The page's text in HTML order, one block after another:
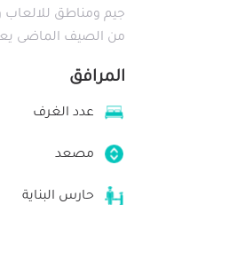
جيم ومناطق للالعاب
من الصيف الماضى
المرافق
عدد الغرف
مصعد
حارس البناية